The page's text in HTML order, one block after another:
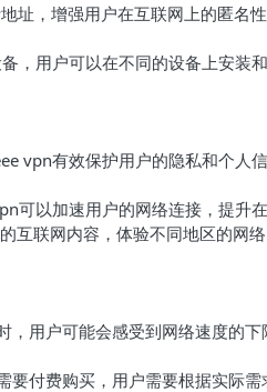
址，增强用户在互联网上的匿名
，用户可以在不同的设备上安装和
vpn有效保护用户的隐私和个人
可以加速用户的网络连接，提升在
互联网内容，体验不同地区的网络
，用户可能会感受到网络速度的
付费购买，用户需要根据实际需